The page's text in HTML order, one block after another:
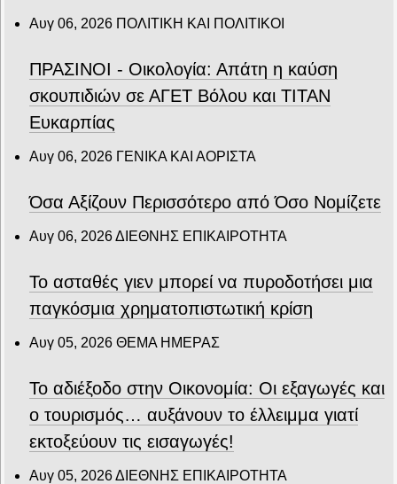
Αυγ 06, 2026 ΠΟΛΙΤΙΚΗ ΚΑΙ ΠΟΛΙΤΙΚΟΙ
ΠΡΑΣΙΝΟΙ - Οικολογία: Απάτη η καύση
σκουπιδιών σε ΑΓΕΤ Βόλου και ΤΙΤΑΝ
Ευκαρπίας
Αυγ 06, 2026 ΓΕΝΙΚΑ ΚΑΙ ΑΟΡΙΣΤΑ
Όσα Αξίζουν Περισσότερο από Όσο Νομίζετε
Αυγ 06, 2026ΔΙΕΘΝΗΣ ΕΠΙΚΑΙΡΟΤΗΤΑ
Το ασταθές γιεν μπορεί να πυροδοτήσει μια
παγκόσμια χρηματοπιστωτική κρίση
Αυγ 05, 2026 ΘΕΜΑ ΗΜΕΡΑΣ
Το αδιέξοδο στην Οικονομία: Οι εξαγωγές και
ο τουρισμός… αυξάνουν το έλλειμμα γιατί
εκτοξεύουν τις εισαγωγές!
Αυγ 05, 2026ΔΙΕΘΝΗΣ ΕΠΙΚΑΙΡΟΤΗΤΑ